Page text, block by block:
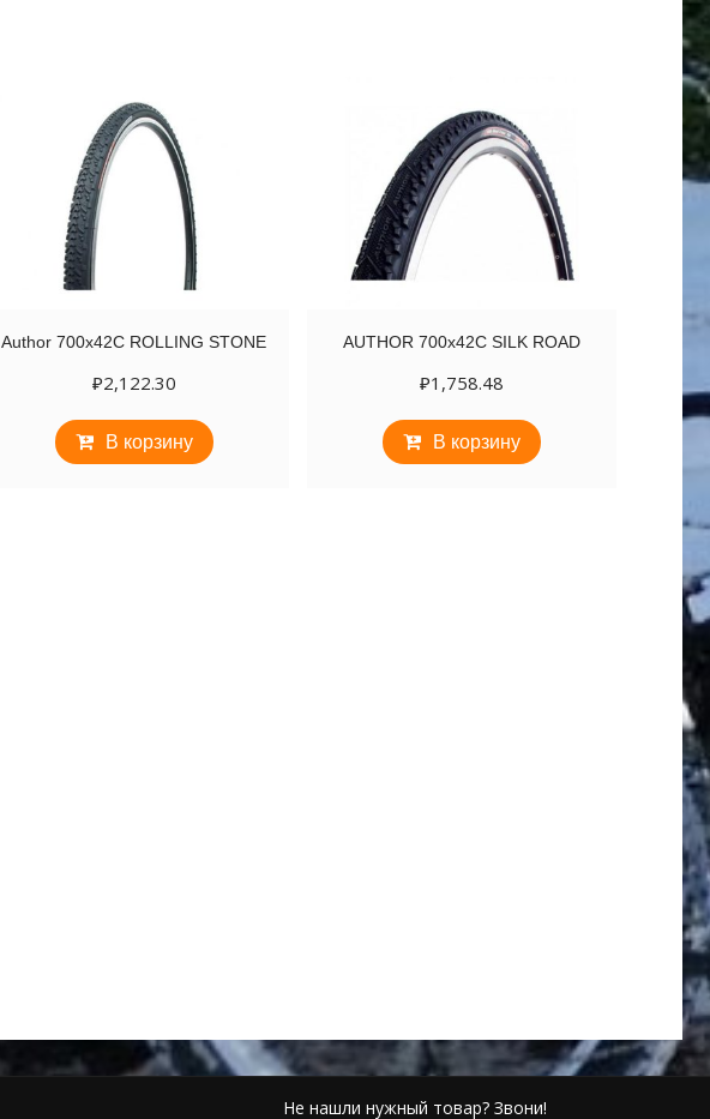
Author 700х42С ROLLING STONE
₽2,122.30
В корзину
AUTHOR 700х42C SILK ROAD
₽1,758.48
В корзину
Не нашли нужный товар? Звони!